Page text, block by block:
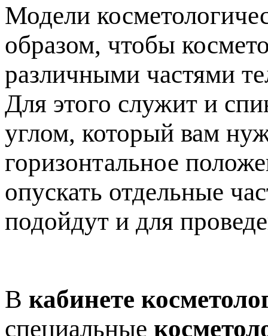
Модели
образом, чтобы
различными частями
Для этого служит и
углом, который вам
горизонтальное
опускать отдельные
подойдут и для
В кабинете
специальные